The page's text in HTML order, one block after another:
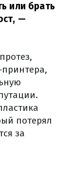
или брать
—
потерял
за